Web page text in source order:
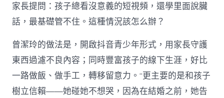
家長提問：孩子總看沒意義的短視頻，還學里面說臟
話，最基礎管不住。這種情況該怎么辦？
曾潔玲的做法是，開啟抖音青少年形式，用家長守護
東西過濾不良內容；同時豐富孩子的線下生涯，好比
一路做飯、做手工，轉移留意力。“更主要的是和孩子
樹立信賴——她碰她不想哭，因為在結婚之前，她告